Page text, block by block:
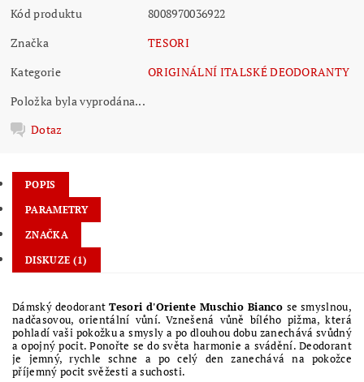
Kód produktu
8008970036922
Značka
TESORI
Kategorie
ORIGINÁLNÍ ITALSKÉ DEODORANTY
Položka byla vyprodána...
Dotaz
POPIS
PARAMETRY
ZNAČKA
DISKUZE (1)
Dámský deodorantTesori d'Oriente Muschio Bianco se smyslnou,
nadčasovou, orientální vůní. Vznešená vůně bílého pižma, která
pohladí vaši pokožku a smysly a po dlouhou dobu zanechává svůdný
a opojný pocit. Ponořte se do světa harmonie a svádění. Deodorant
je jemný, rychle schne a po celý den zanechává na pokožce
příjemný pocit svěžesti a suchosti.